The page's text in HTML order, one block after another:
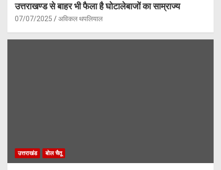
उत्तराखण्ड से बाहर भी फैला है घोटालेबाजों का साम्राज्य
07/07/2025 अविकल थपलियाल
उत्तराखंड बोल चैतू